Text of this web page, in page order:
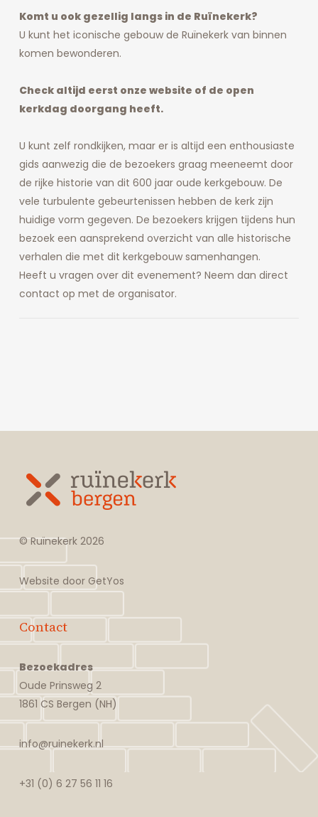
Komt u ook gezellig langs in de Ruïnekerk?
U kunt het iconische gebouw de Ruïnekerk van binnen
komen bewonderen.
Check altijd eerst onze website of de open
kerkdag doorgang heeft.
U kunt zelf rondkijken, maar er is altijd een enthousiaste
gids aanwezig die de bezoekers graag meeneemt door
de rijke historie van dit 600 jaar oude kerkgebouw. De
vele turbulente gebeurtenissen hebben de kerk zijn
huidige vorm gegeven. De bezoekers krijgen tijdens hun
bezoek een aansprekend overzicht van alle historische
verhalen die met dit kerkgebouw samenhangen.
Heeft u vragen over dit evenement? Neem dan direct
contact op met de organisator.
© Ruïnekerk 2026
Website doorGetYos
Contact
Bezoekadres
Oude Prinsweg 2
1861 CS Bergen (NH)
info@ruinekerk.nl
+31 (0) 6 27 56 11 16